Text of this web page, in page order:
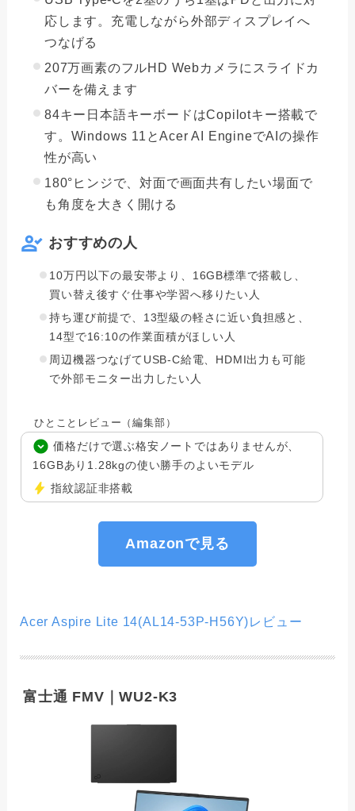
応します。充電しながら外部ディスプレイへ
つなげる
207万画素のフルHD Webカメラにスライドカ
バーを備えます
84キー日本語キーボードはCopilotキー搭載で
す。Windows 11とAcer AI EngineでAIの操作
性が高い
180°ヒンジで、対面で画面共有したい場面で
も角度を大きく開ける
おすすめの人
10万円以下の最安帯より、16GB標準で搭載し、
買い替え後すぐ仕事や学習へ移りたい人
持ち運び前提で、13型級の軽さに近い負担感と、
14型で16:10の作業面積がほしい人
周辺機器つなげてUSB-C給電、HDMI出力も可能
で外部モニター出力したい人
ひとことレビュー（編集部）
価格だけで選ぶ格安ノートではありませんが、
16GBあり1.28kgの使い勝手のよいモデル
指紋認証非搭載
Amazonで見る
Acer Aspire Lite 14(AL14-53P-H56Y)レビュー
富士通 FMV｜WU2-K3